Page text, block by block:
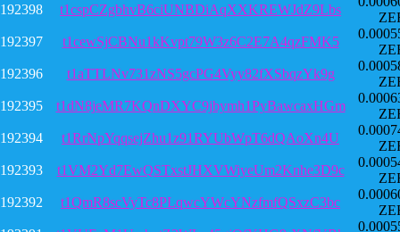
192398
t1cspCZgbhvB6ciUNBDiAqXXKREWJdZ9Lbs
192397
t1cewSjCBNu1kKvpt79W3z6C2E7A4qzFMK5
192396
t1aTTLNv731zNS5gcPG4Vyy82fXSbqzYk9g
192395
t1dN8jeMR7KQnDXYC9jbymh1PyBawcaxHGm
192394
t1RrNpYqqsejZhu1z91RYUbWpT6dQAoXn4U
192393
t1VM2Yd7EwQSTxstJHXVWiyeUm2Knhe3D9c
192392
t1QmR8scVyTc8PLqwcYWcYNzfmfQSxzC3bc